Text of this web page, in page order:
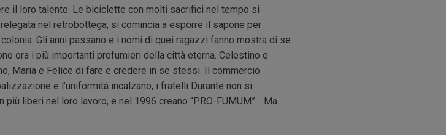
il loro talento. Le biciclette con molti sacrifici nel tempo si
nel retrobottega, si comincia a esporre il sapone per
Gli anni passano e i nomi di quei ragazzi fanno mostra di se
ora i più importanti profumieri della città eterna. Celestino e
Maria e Felice di fare e credere in se stessi. Il commercio
e l’uniformità incalzano, i fratelli Durante non si
liberi nel loro lavoro, e nel 1996 creano “PRO-FUMUM”… Ma